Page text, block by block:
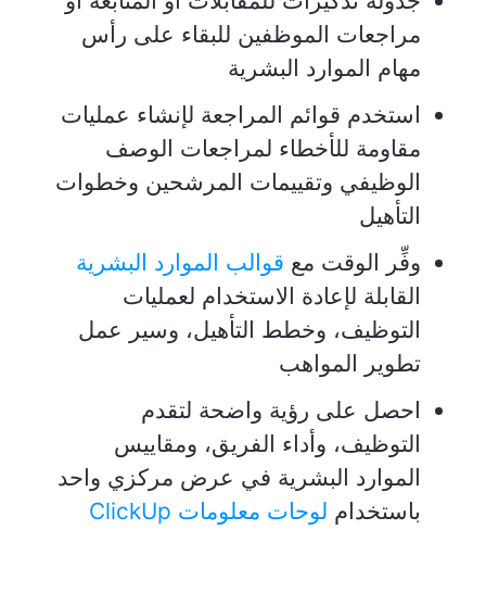
مراجعات الموظفين للبقاء على رأس
مهام الموارد البشرية
استخدم قوائم المراجعة لإنشاء عمليات
مقاومة للأخطاء لمراجعات الوصف
الوظيفي وتقييمات المرشحين وخطوات
التأهيل
وفِّر الوقت مع قوالب الموارد البشرية
القابلة لإعادة الاستخدام لعمليات
التوظيف، وخطط التأهيل، وسير عمل
تطوير المواهب
احصل على رؤية واضحة لتقدم
التوظيف، وأداء الفريق، ومقاييس
الموارد البشرية في عرض مركزي واحد
باستخدام لوحات معلومات ClickUp